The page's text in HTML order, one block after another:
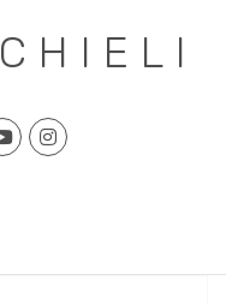
CHIELI